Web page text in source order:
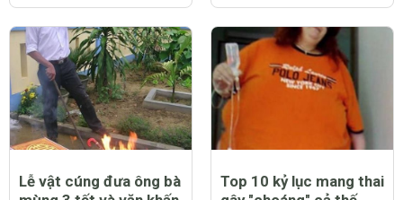
Lễ vật cúng đưa ông bà
Top 10 kỷ lục mang thai